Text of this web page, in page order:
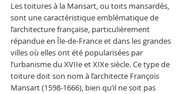
Les toitures à la Mansart, ou toits mansardés,
sont une caractéristique emblématique de
l’architecture française, particulièrement
répandue en Île-de-France et dans les grandes
villes où elles ont été popularisées par
l’urbanisme du XVIIe et XIXe siècle. Ce type de
toiture doit son nom à l’architecte François
Mansart (1598-1666), bien qu’il ne soit pas